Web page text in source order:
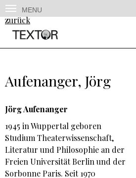
MENU
zurück
Aufenanger, Jörg
Jörg Aufenanger
1945 in Wuppertal geboren
Studium Theaterwissenschaft,
Literatur und Philosophie an der
Freien Universität Berlin und der
Sorbonne Paris. Seit 1970